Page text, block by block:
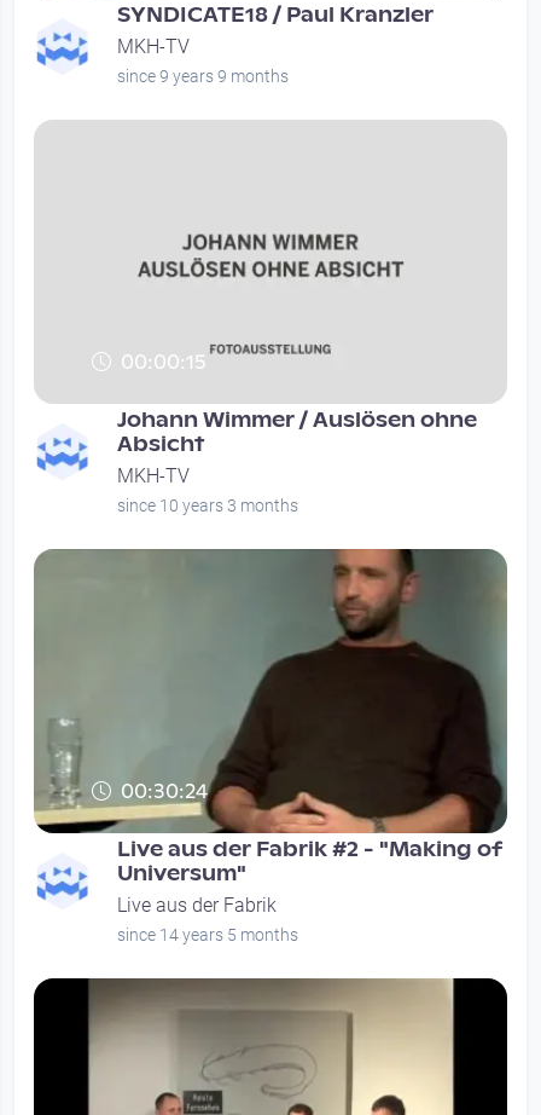
SYNDICATE18 / Paul Kranzler
MKH-TV
since 9 years 9 months
00:00:15
Johann Wimmer / Auslösen ohne
Absicht
MKH-TV
since 10 years 3 months
00:30:24
Live aus der Fabrik #2 - "Making of
Universum"
Live aus der Fabrik
since 14 years 5 months